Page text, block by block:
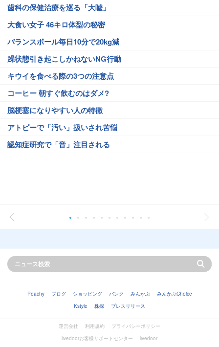
歯科の保健治療を巡る「大嘘」
大食い女子 46キロ体型の秘密
バランスボール毎日10分で20kg減
躁状態引き起こしかねないNG行動
キウイを食べる際の3つの注意点
コーヒー 朝すぐ飲むのはダメ?
脳梗塞になりやすい人の特徴
アトピーで「汚い」扱いされ苦悩
認知症研究で「音」注目される
Peachy ブログ ショッピング バンク みんかぶ
みんかぶChoice
Kstyle
株探 プレスリリース
運営会社 利用規約
プライバシーポリシー
livedoorお客様サポートセンター
livedoor